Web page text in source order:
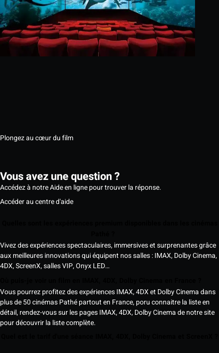
Plongez au cœur du film
Vous avez une question ?
Accédez à notre Aide en ligne pour trouver la réponse.
Accéder au centre d'aide
Vivez des expériences spectaculaires, immersives et surprenantes grâce
aux meilleures innovations qui équipent nos salles : IMAX, Dolby Cinema,
4DX, ScreenX, salles VIP, Onyx LED…
Vous pourrez profitez des expériences IMAX, 4DX et Dolby Cinema dans
plus de 50 cinémas Pathé partout en France, poru connaitre la liste en
détail, rendez-vous sur les pages IMAX, 4DX, Dolby Cinema de notre site
pour découvrir la liste complète.